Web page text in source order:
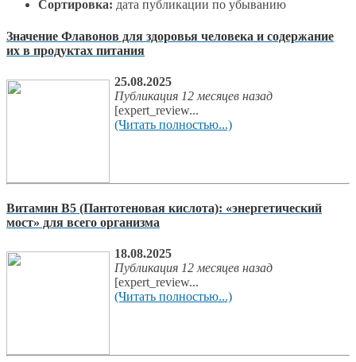
Сортировка: дата публикации по убыванию
Значение Флавонов для здоровья человека и содержание
их в продуктах питания
25.08.2025
Публикация 12 месяцев назад
[expert_review...
(Читать полностью...)
Витамин В5 (Пантотеновая кислота): «энергетический
мост» для всего организма
18.08.2025
Публикация 12 месяцев назад
[expert_review...
(Читать полностью...)